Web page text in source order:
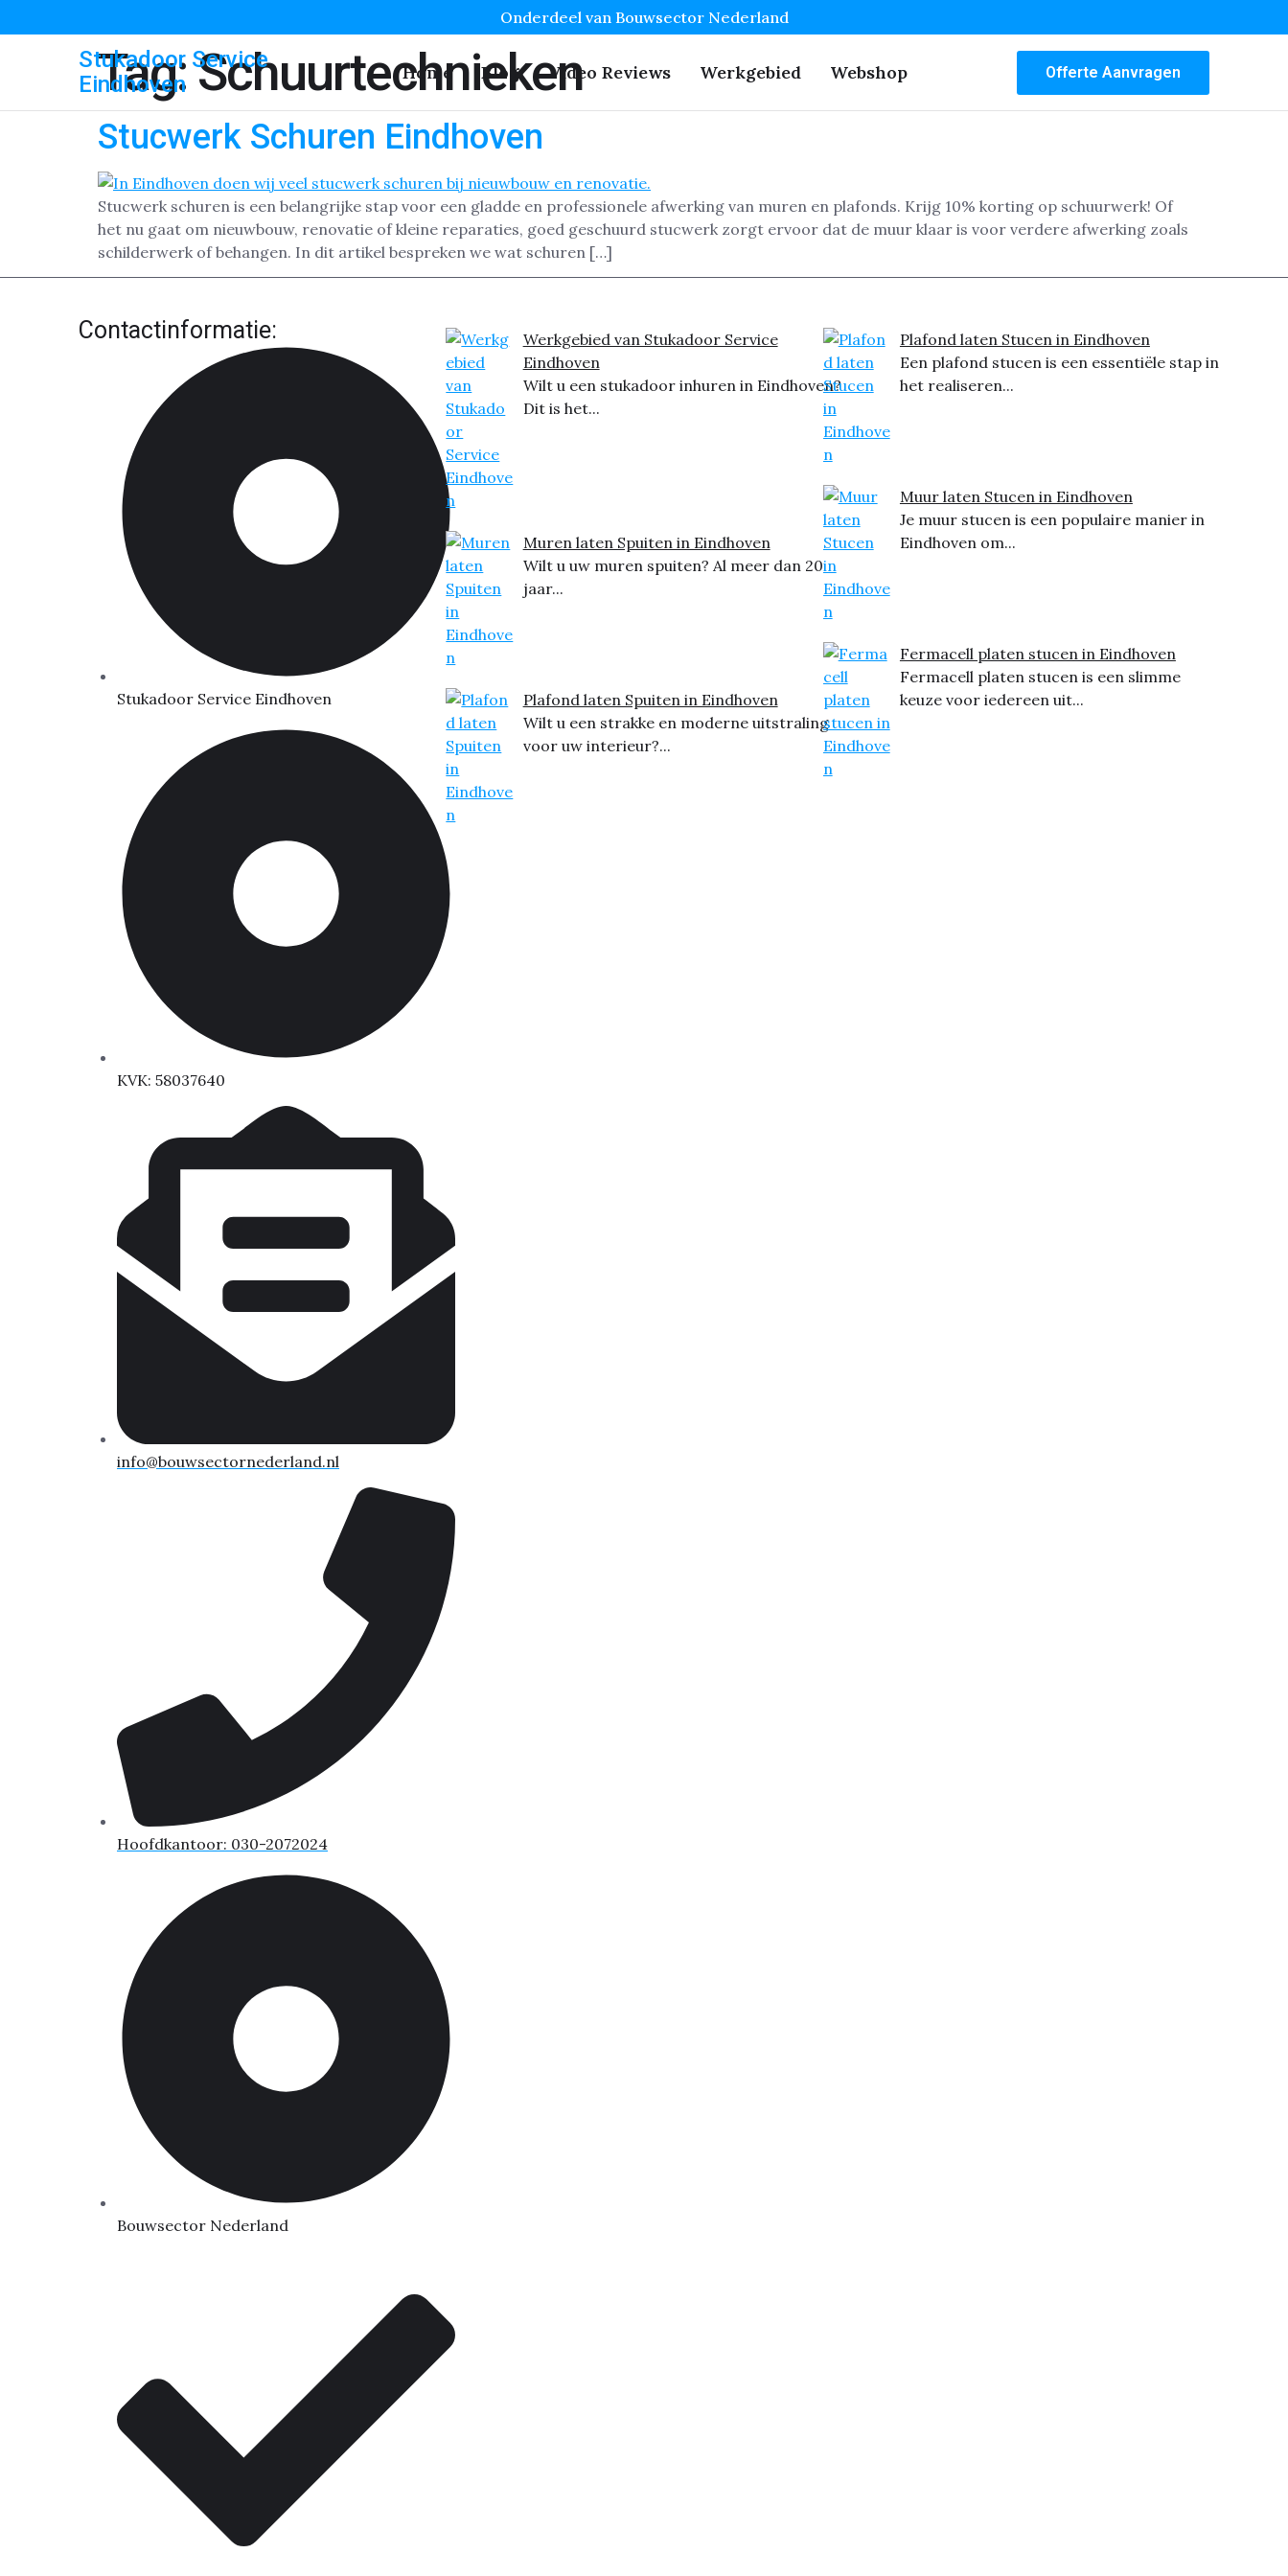
Onderdeel van Bouwsector Nederland
Stukadoor Service
Eindhoven
Home Blog Video Reviews Werkgebied Webshop Offerte Aanvragen
Tag:Schuurtechnieken
Stucwerk Schuren Eindhoven
Stucwerk schuren is een belangrijke stap voor een gladde en professionele afwerking van muren en plafonds. Krijg 10% korting op schuurwerk! Of
het nu gaat om nieuwbouw, renovatie of kleine reparaties, goed geschuurd stucwerk zorgt ervoor dat de muur klaar is voor verdere afwerking zoals
schilderwerk of behangen. In dit artikel bespreken we wat schuren […]
Contactinformatie:
Stukadoor Service Eindhoven
KVK: 58037640
info@bouwsectornederland.nl
Hoofdkantoor: 030-2072024
Bouwsector Nederland
Werkgebied van Stukadoor Service
Eindhoven
Wilt u een stukadoor inhuren in Eindhoven?
Dit is het...
Muren laten Spuiten in Eindhoven
Wilt u uw muren spuiten? Al meer dan 20
jaar...
Plafond laten Spuiten in Eindhoven
Wilt u een strakke en moderne uitstraling
voor uw interieur?...
Plafond laten Stucen in Eindhoven
Een plafond stucen is een essentiële stap in
het realiseren...
Muur laten Stucen in Eindhoven
Je muur stucen is een populaire manier in
Eindhoven om...
Fermacell platen stucen in Eindhoven
Fermacell platen stucen is een slimme
keuze voor iedereen uit...